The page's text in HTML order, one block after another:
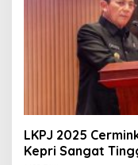
LKPJ 2025
Kepri Sangat